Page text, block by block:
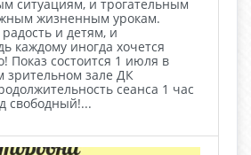
ситуациям, и трогательным
жизненным урокам.
и детям, и
каждому иногда хочется
Показ состоится 1 июля в
зрительном зале ДК
сеанса 1 час
свободный!...